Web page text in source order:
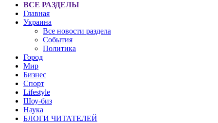
ВСЕ РАЗДЕЛЫ
Главная
Украина
Все новости раздела
События
Политика
Город
Мир
Бизнес
Спорт
Lifestyle
Шоу-биз
Наука
БЛОГИ ЧИТАТЕЛЕЙ